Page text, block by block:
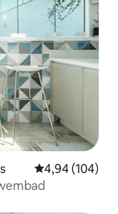
Gemiddelde
4,94 (104)